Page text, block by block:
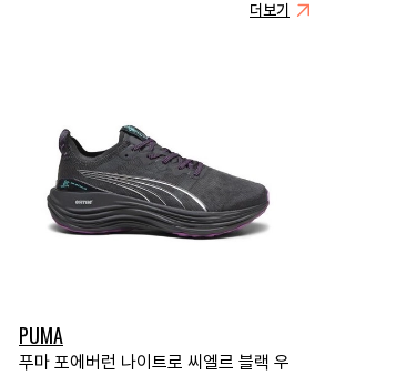
더보기
PUMA
푸마 포에버런 나이트로 씨엘르 블랙 우